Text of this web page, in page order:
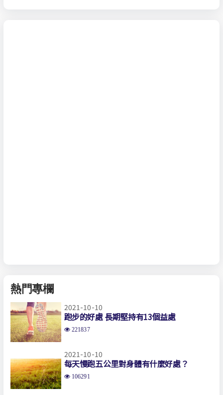
熱門專欄
2021-10-10
跑步的好處 長期堅持有13個益處
221837
2021-10-10
每天慢跑五公里對身體有什麼好處？
106291